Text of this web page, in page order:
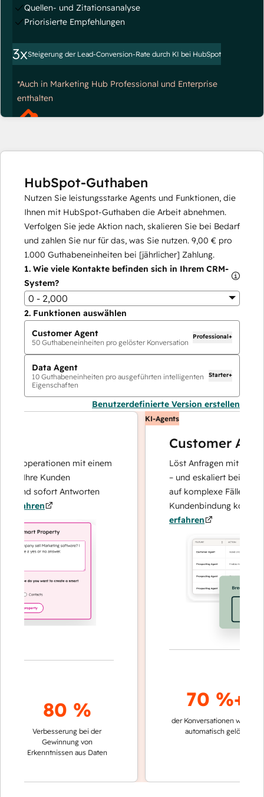
Quellen- und Zitationsanalyse
Priorisierte Empfehlungen
3xSteigerung der Lead-Conversion-Rate durch KI bei HubSpot
*Auch in Marketing Hub Professional und Enterprise
enthalten
HubSpot-Guthaben
Nutzen Sie leistungsstarke Agents und Funktionen, die
Ihnen mit HubSpot-Guthaben die Arbeit abnehmen.
Verfolgen Sie jede Aktion nach, skalieren Sie bei Bedarf
und zahlen Sie nur für das, was Sie nutzen. 9,00 € pro
1.000 Guthabeneinheiten bei [jährlicher] Zahlung.
1. Wie viele Kontakte befinden sich in Ihrem CRM-
System?
0 - 2,000
2. Funktionen auswählen
Customer Agent
50 Guthabeneinheiten pro gelöster Konversation
Professional+
Data Agent
10 Guthabeneinheiten pro ausgeführten intelligenten
Eigenschaften
Starter+
Benutzerdefinierte Version erstellen
mit einem
Ihre Kunden
sofort Antworten
80 %
Verbesserung bei der
Gewinnung von
Erkenntnissen aus Daten
KI-Agents
Customer Agent
Löst Anfragen mit
– und eskaliert bei Bedarf,
auf komplexe Fälle und den
Kundenbindung
erfahren
70 %+
der Konversationen werden
automatisch gelöst